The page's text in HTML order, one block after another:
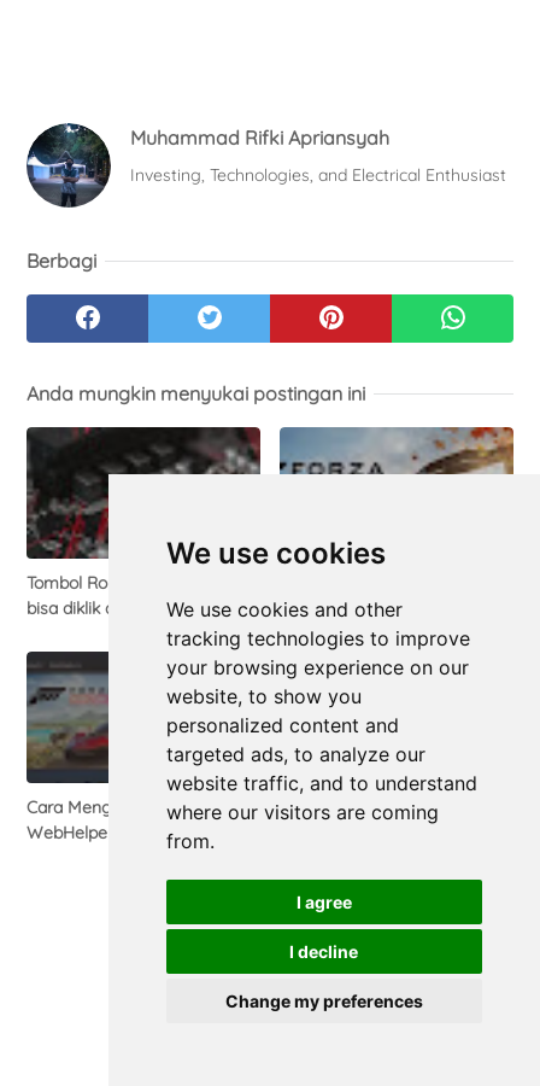
We use cookies
We use cookies and other
tracking technologies to improve
your browsing experience on our
website, to show you
personalized content and
targeted ads, to analyze our
website traffic, and to understand
where our visitors are coming
from.
I agree
I decline
Change my preferences
Muhammad Rifki Apriansyah
Investing, Technologies, and Electrical Enthusiast
Berbagi
Anda mungkin menyukai postingan ini
Tombol Roll back Driver tidak
bisa diklik di Windows 11
Horizon 4 Freeze
Cara Mengatasi Steam Client
WebHelper High CPU Usage
Cara Melihat Password Wifi di